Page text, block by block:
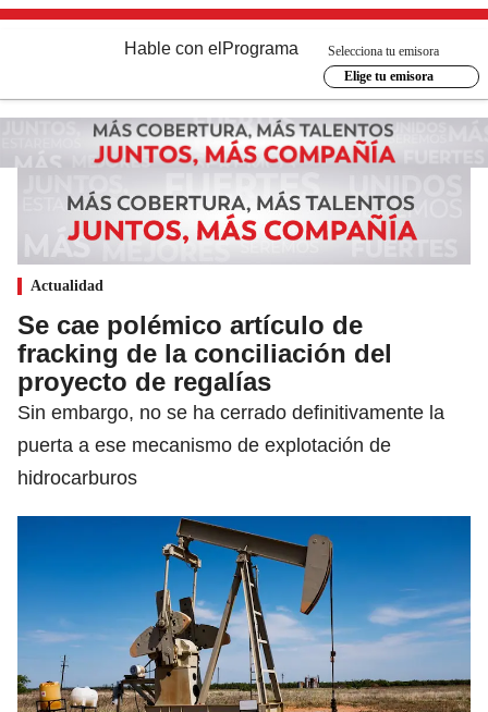
Hable con el Programa
Selecciona tu emisora
Elige tu emisora
Actualidad
Se cae polémico artículo de
fracking de la conciliación del
proyecto de regalías
Sin embargo, no se ha cerrado definitivamente la
puerta a ese mecanismo de explotación de
hidrocarburos